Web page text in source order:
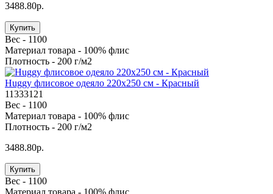
3488.80р.
Купить
Вес - 1100
Материал товара - 100% флис
Плотность - 200 г/м2
Huggy флисовое одеяло 220x250 см - Красный
11333121
Вес - 1100
Материал товара - 100% флис
Плотность - 200 г/м2
3488.80р.
Купить
Вес - 1100